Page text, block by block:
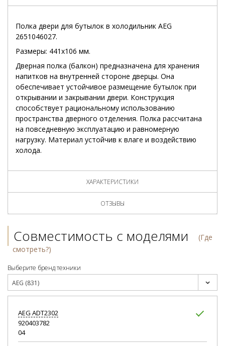
Полка двери для бутылок в холодильник AEG
2651046027.
Размеры: 441x106 мм.
Дверная полка (балкон) предназначена для хранения
напитков на внутренней стороне дверцы. Она
обеспечивает устойчивое размещение бутылок при
открывании и закрывании двери. Конструкция
способствует рациональному использованию
пространства дверного отделения. Полка рассчитана
на повседневную эксплуатацию и равномерную
нагрузку. Материал устойчив к влаге и воздействию
холода.
ХАРАКТЕРИСТИКИ
ОТЗЫВЫ
Совместимость с моделями
(Где
смотреть?)
Выберите бренд техники
AEG (831)
AEG ADT2302
920403782
04